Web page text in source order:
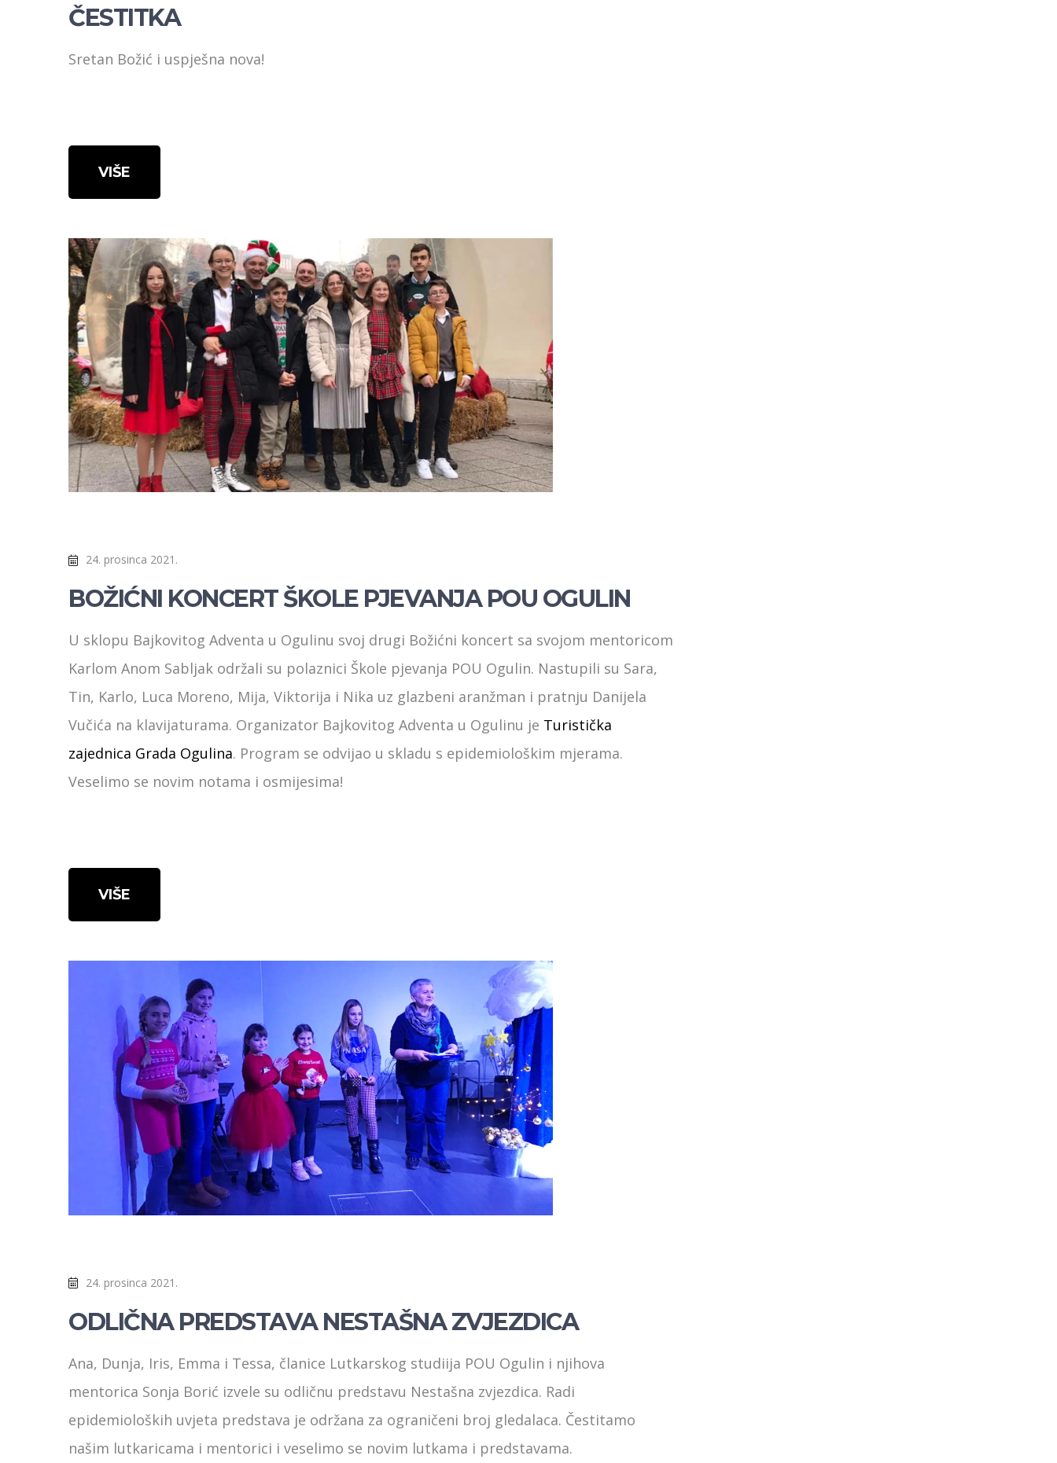
ČESTITKA
Sretan Božić i uspješna nova!
VIŠE
24. prosinca 2021.
BOŽIĆNI KONCERT ŠKOLE PJEVANJA POU OGULIN
U sklopu Bajkovitog Adventa u Ogulinu svoj drugi Božićni koncert sa svojom mentoricom
Karlom Anom Sabljak održali su polaznici Škole pjevanja POU Ogulin. Nastupili su Sara,
Tin, Karlo, Luca Moreno, Mija, Viktorija i Nika uz glazbeni aranžman i pratnju Danijela
Vučića na klavijaturama. Organizator Bajkovitog Adventa u Ogulinu je Turistička
zajednica Grada Ogulina. Program se odvijao u skladu s epidemiološkim mjerama.
Veselimo se novim notama i osmijesima!
VIŠE
24. prosinca 2021.
ODLIČNA PREDSTAVA NESTAŠNA ZVJEZDICA
Ana, Dunja, Iris, Emma i Tessa, članice Lutkarskog studiija POU Ogulin i njihova
mentorica Sonja Borić izvele su odličnu predstavu Nestašna zvjezdica. Radi
epidemioloških uvjeta predstava je održana za ograničeni broj gledalaca. Čestitamo
našim lutkaricama i mentorici i veselimo se novim lutkama i predstavama.